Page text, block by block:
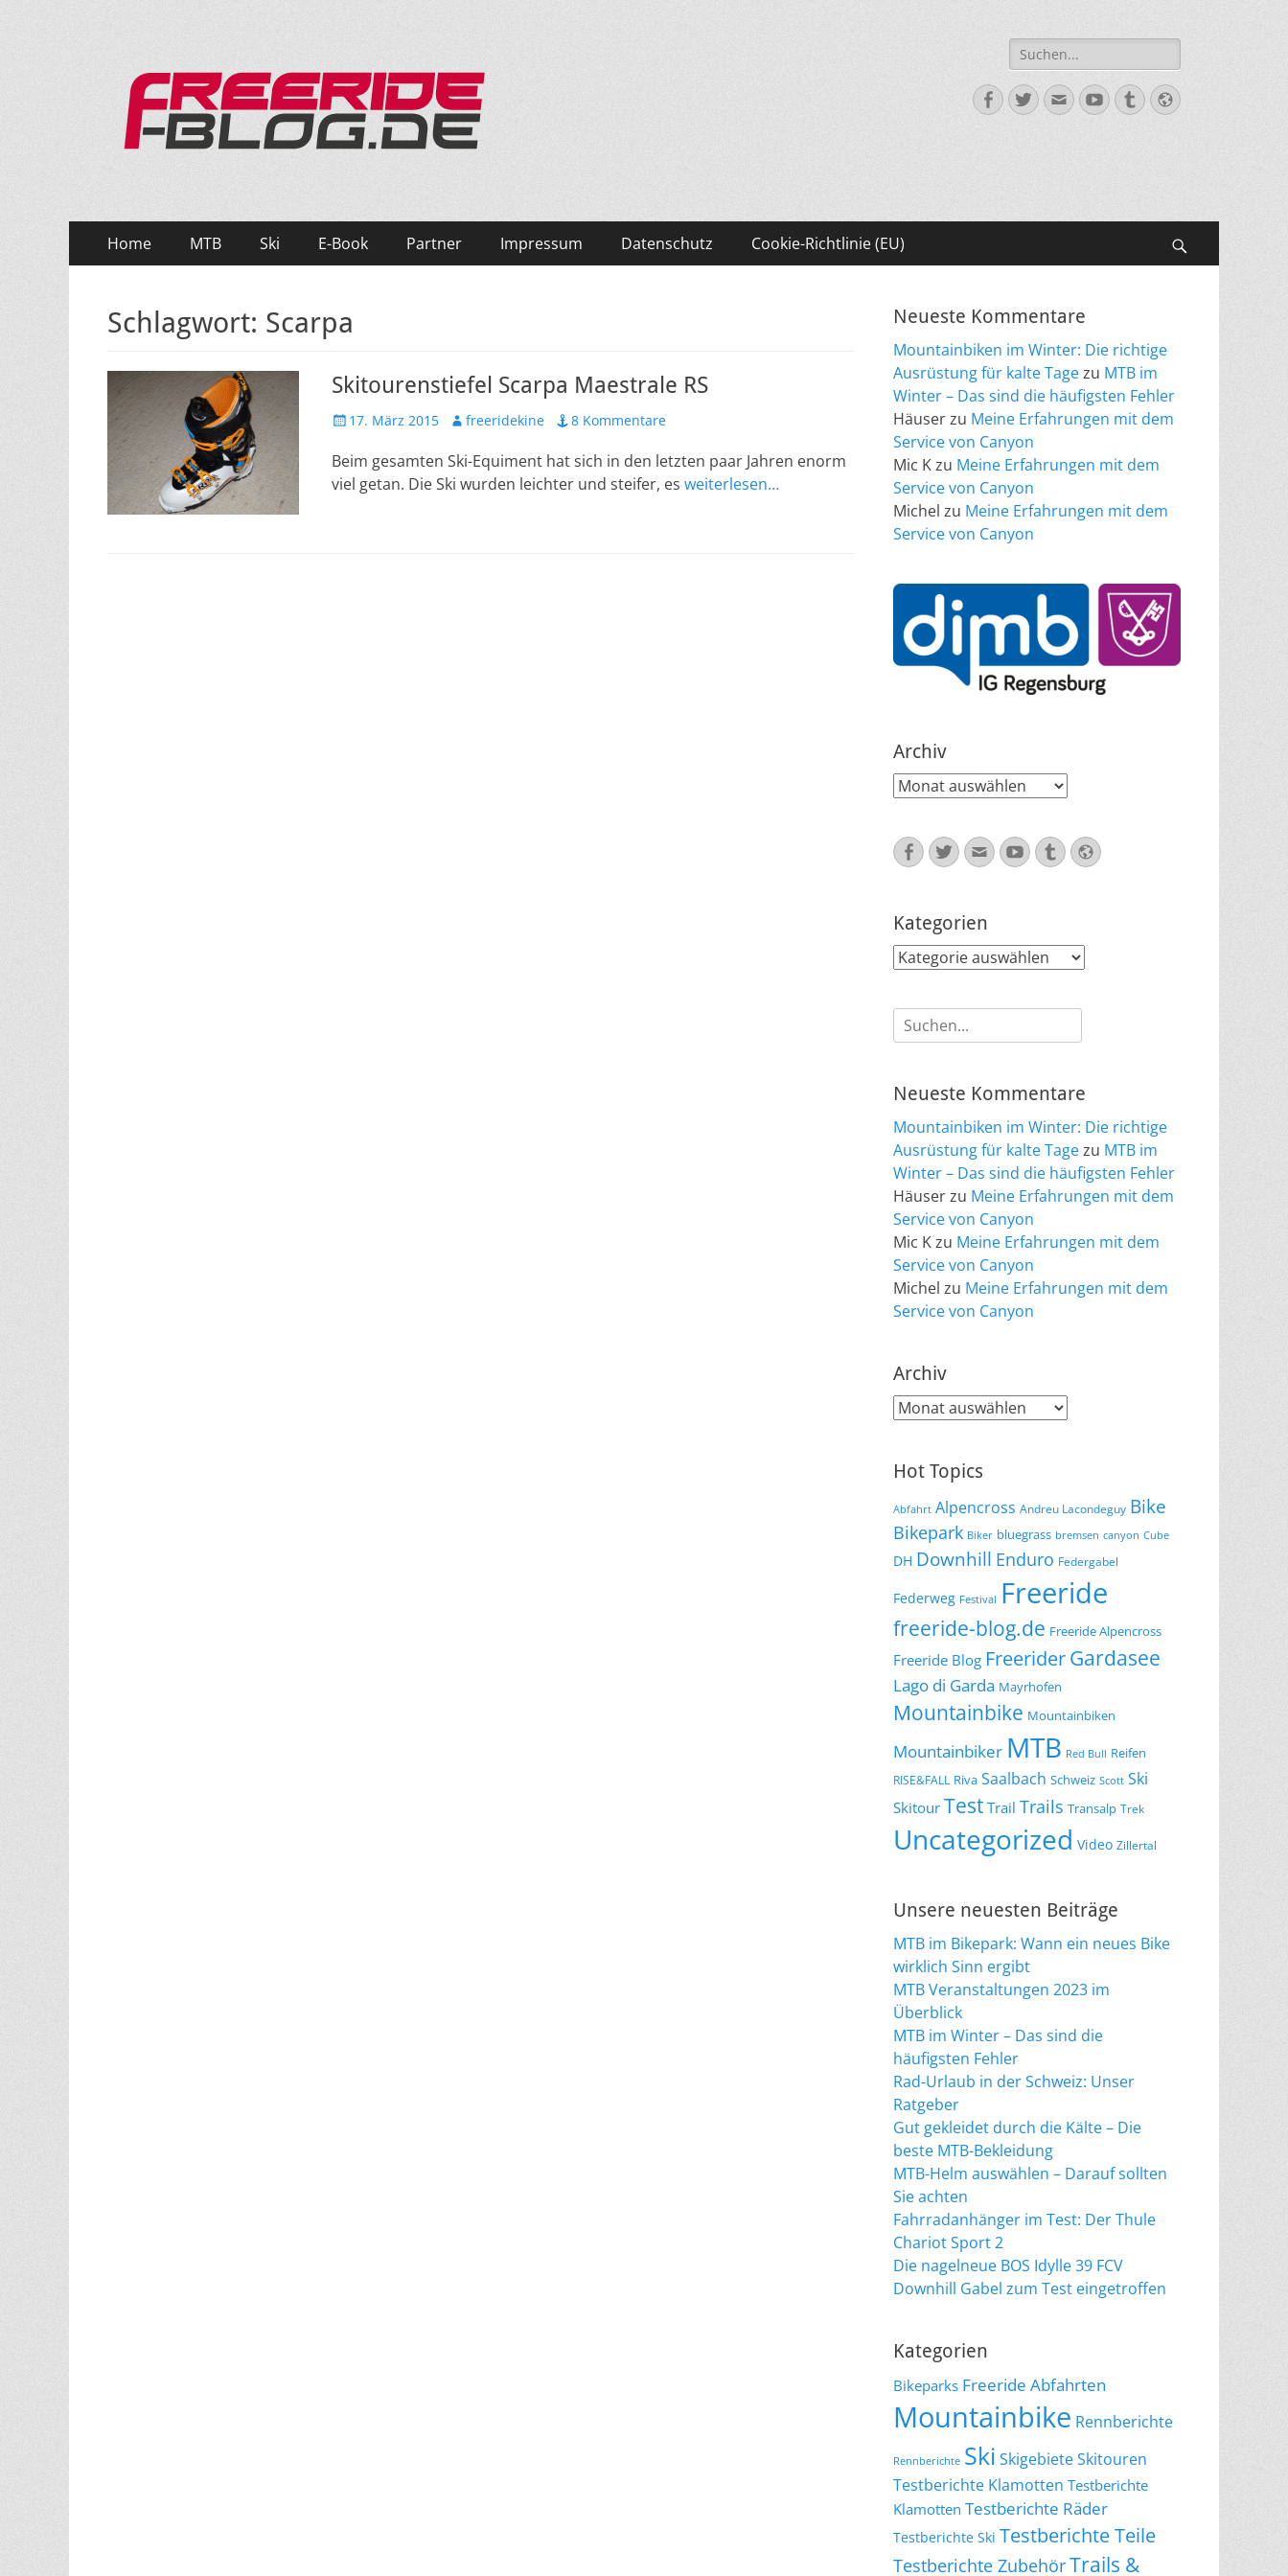
Suche
nach:
Facebook
Twitter
E-
Mail
YouTube
TumblrWebsite
Primäres
Menü
Inhalt
Home MTB Ski E-Book Partner Impressum Datenschutz Cookie-Richtlinie (EU)
Schlagwort: Scarpa
Skitourenstiefel Scarpa Maestrale RS
Veröffentlicht
17. März 2015 Autorfreeridekine 8 Kommentare
Beim gesamten Ski-Equiment hat sich in den letzten paar Jahren enorm
viel getan. Die Ski wurden leichter und steifer, es weiterlesen…
Neueste Kommentare
Mountainbiken im Winter: Die richtige
Ausrüstung für kalte Tagezu MTB im
Winter – Das sind die häufigsten Fehler
Häuserzu Meine Erfahrungen mit dem
Service von Canyon
Mic Kzu Meine Erfahrungen mit dem
Service von Canyon
Michel zu Meine Erfahrungen mit dem
Service von Canyon
Archiv
Archiv
Facebook
Twitter
E-
Mail
YouTube
TumblrWebsite
Kategorien
Kategorien
Suche
nach:
Neueste Kommentare
Mountainbiken im Winter: Die richtige
Ausrüstung für kalte Tagezu MTB im
Winter – Das sind die häufigsten Fehler
Häuserzu Meine Erfahrungen mit dem
Service von Canyon
Mic Kzu Meine Erfahrungen mit dem
Service von Canyon
Michel zu Meine Erfahrungen mit dem
Service von Canyon
Archiv
Archiv
Hot Topics
Abfahrt Alpencross Andreu Lacondeguy Bike
Bikepark Biker bluegrass bremsen canyon Cube
DH Downhill Enduro Federgabel
Federweg Festival Freeride
freeride-blog.de Freeride Alpencross
Freeride Blog FreeriderGardasee
Lago di Garda Mayrhofen
Mountainbike Mountainbiken
Mountainbiker MTB Red Bull Reifen
RISE&FALL Riva Saalbach Schweiz Scott Ski
Skitour Test Trail Trails Transalp Trek
Uncategorized Video Zillertal
Unsere neuesten Beiträge
MTB im Bikepark: Wann ein neues Bike
wirklich Sinn ergibt
MTB Veranstaltungen 2023 im
Überblick
MTB im Winter – Das sind die
häufigsten Fehler
Rad-Urlaub in der Schweiz: Unser
Ratgeber
Gut gekleidet durch die Kälte – Die
beste MTB-Bekleidung
MTB-Helm auswählen – Darauf sollten
Sie achten
Fahrradanhänger im Test: Der Thule
Chariot Sport 2
Die nagelneue BOS Idylle 39 FCV
Downhill Gabel zum Test eingetroffen
Kategorien
Bikeparks Freeride Abfahrten
Mountainbike Rennberichte
Rennberichte Ski SkigebieteSkitouren
Testberichte Klamotten Testberichte
Klamotten Testberichte Räder
Testberichte Ski Testberichte Teile
Testberichte ZubehörTrails &